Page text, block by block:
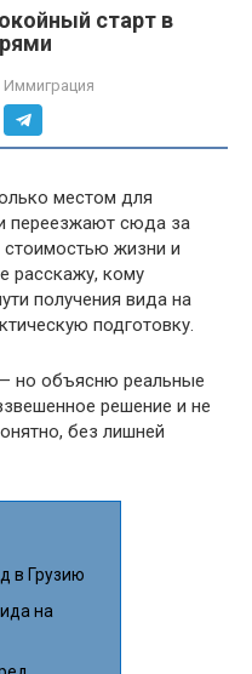
старт в
Иммиграция
местом для
переезжают сюда за
жизни и
расскажу, кому
получения вида на
подготовку.
но объясню реальные
решение и не
без лишней
в Грузию
на